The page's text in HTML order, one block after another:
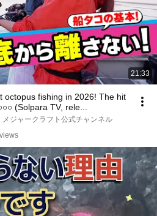
21:33
octopus fishing in 2026! The hit
(Solpara TV, rele...
ジャークラフト公式チャンネル